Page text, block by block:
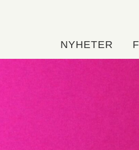
NYHETER